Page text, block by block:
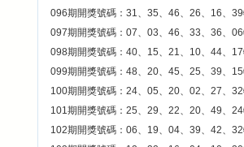
096期開獎號碼：31、35、46、26、16、
097期開獎號碼：07、03、46、33、36、
098期開獎號碼：40、15、21、10、44、
099期開獎號碼：48、20、45、25、39、
100期開獎號碼：24、05、20、02、27、
101期開獎號碼：25、29、22、20、49、
102期開獎號碼：06、19、04、39、42、